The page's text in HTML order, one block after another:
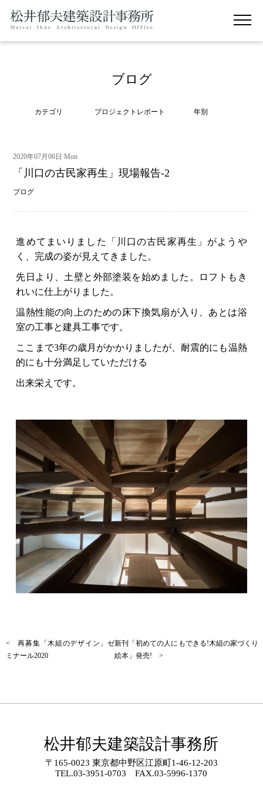
ブログ
カテゴリ プロジェクトレポート 年別
2020年07月06日 Mon
「川口の古民家再生」現場報告-2
ブログ
進めてまいりました「川口の古民家再生」がようや
く、完成の姿が見えてきました。
先日より、土壁と外部塗装を始めました。ロフトもき
れいに仕上がりました。
温熱性能の向上のための床下換気扇が入り、あとは浴
室の工事と建具工事です。
ここまで3年の歳月がかかりましたが、耐震的にも温熱
的にも十分満足していただける
出来栄えです。
< 再募集「木組のデザイン」ゼ
ミナール2020
新刊「初めての人にもできる!木組の家づくり
絵本」発売! >
松井郁夫建築設計事務所
〒165-0023 東京都中野区江原町1-46-12-203
TEL.03-3951-0703 FAX.03-5996-1370